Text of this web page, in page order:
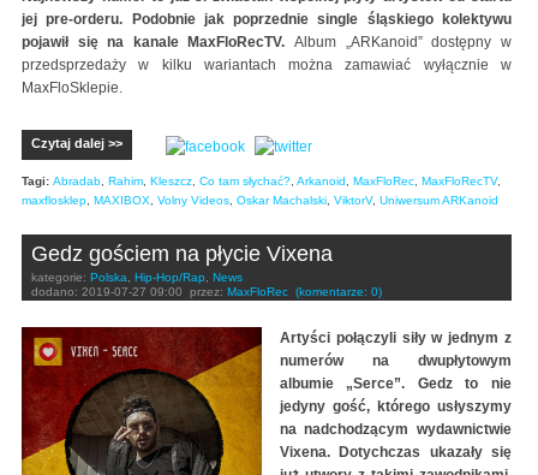
jej pre-orderu. Podobnie jak poprzednie single śląskiego kolektywu
pojawił się na kanale MaxFloRecTV.Album „ARKanoid” dostępny w
przedsprzedaży w kilku wariantach można zamawiać wyłącznie w
MaxFloSklepie.
Czytaj dalej >>
Tagi: Abradab Rahim Kleszcz Co tam słychać? Arkanoid MaxFloRec MaxFloRecTV,
maxflosklep MAXIBOX Volny Videos Oskar Machalski ViktorV, Uniwersum ARKanoid
Gedz gościem na płycie Vixena
kategorie: Polska Hip-Hop/Rap
News
dodano: 2019-07-27 09:00 przez: MaxFloRec (komentarze: 0)
Artyści połączyli siły w jednym z
numerów na dwupłytowym
albumie „Serce”. Gedz to nie
jedyny gość, którego usłyszymy
na nadchodzącym wydawnictwie
Vixena. Dotychczas ukazały się